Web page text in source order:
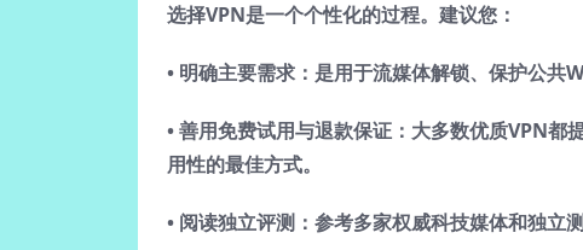
选择VPN是一个个性化的过程。建议您：
• 明确主要需求 ：是用于流媒体解锁、保护公共
•善用免费试用与退款保证 ：大多数优质VPN都
用性的最佳方式。
• 阅读独立评测 ：参考多家权威科技媒体和独立